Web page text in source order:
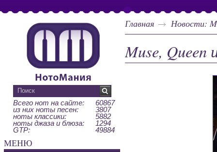
Главная Новости:
Muse, Queen
Всего нот на сайте:
60867
из них ноты песен:
3807
ноты классики:
5882
ноты джаза и блюза:
1294
GTP:
49884
МЕНЮ